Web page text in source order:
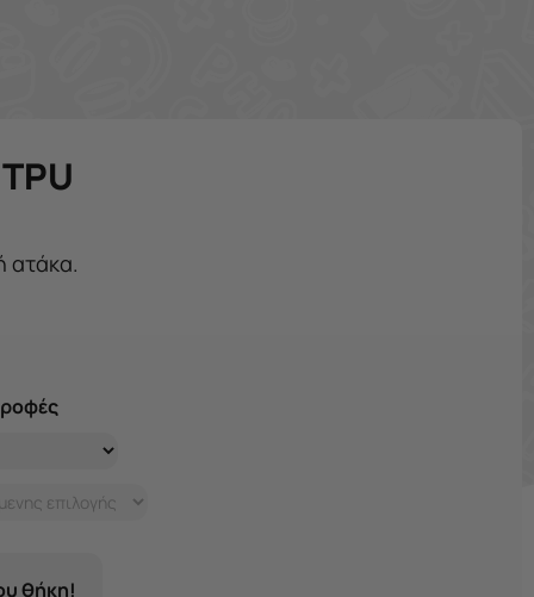
ατάκα.
θήκη!